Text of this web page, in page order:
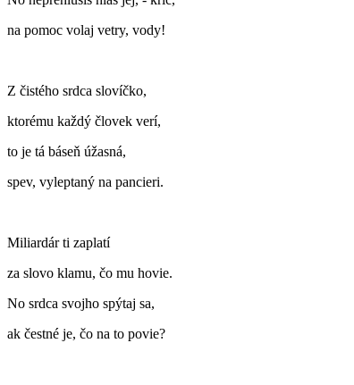
na pomoc volaj vetry, vody!
Z čistého srdca slovíčko,
ktorému každý človek verí,
to je tá báseň úžasná,
spev, vyleptaný na pancieri.
Miliardár ti zaplatí
za slovo klamu, čo mu hovie.
No srdca svojho spýtaj sa,
ak čestné je, čo na to povie?